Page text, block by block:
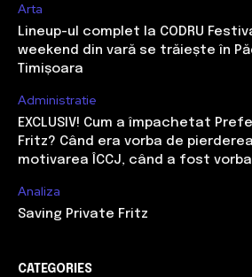
Arta
Lineup-ul complet la CODRU
weekend din vară se trăiește în
Timișoara
Administratie
EXCLUSIV! Cum a împachetat
Fritz? Când era vorba de
motivarea ÎCCJ, când a fost vorba
Analiza
Saving Private Fritz
CATEGORIES